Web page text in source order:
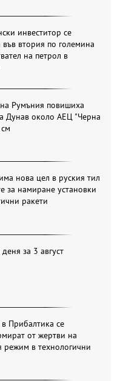
инвеститор се
във втория по големина
на петрол в
Румъния повишиха
Дунав около АЕЦ "Черна
нова цел в руския тил
за намиране установки
ракети
за 3 август
Прибалтика се
от жертви на
режим в технологични